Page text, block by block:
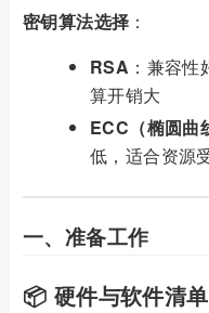
密钥算法选择 ：
RSA ：兼容
算开销大
ECC（椭圆曲
低，适合资源
一、准备工作
📦 硬件与软件清单